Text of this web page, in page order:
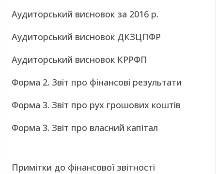
Аудиторський висновок за 2016 р.
Аудиторський висновок ДКЗЦПФР
Аудиторський висновок КРРФП
Форма 2. Звіт про фінансові результати
Форма 3. Звіт про рух грошових коштів
Форма 3. Звіт про власний капітал
Примітки до фінансової звітності